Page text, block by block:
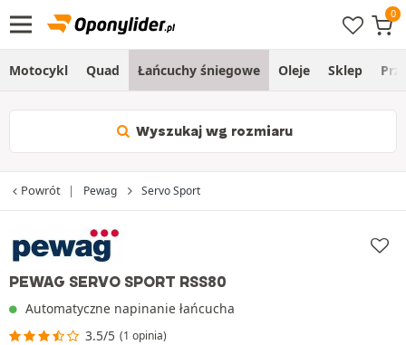
Motocykl Quad Łańcuchy śniegowe Oleje Sklep
Wyszukaj wg rozmiaru
Powrót Pewag Servo Sport
PEWAG SERVO SPORT RSS80
Automatyczne napinanie łańcucha
3.5/5 (1 opinia)